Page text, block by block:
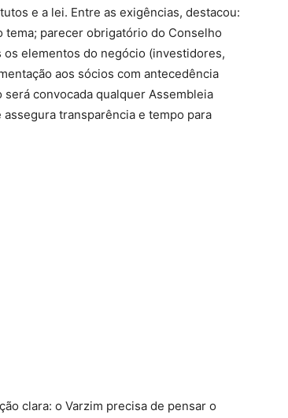
e a lei. Entre as exigências, destacou:
tema; parecer obrigatório do Conselho
elementos do negócio (investidores,
aos sócios com antecedência
convocada qualquer Assembleia
transparência e tempo para
clara: o Varzim precisa de pensar o